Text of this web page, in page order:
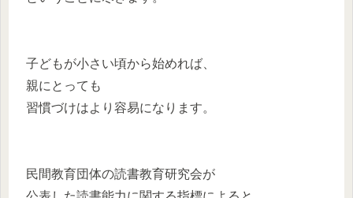
子どもが小さい頃から始めれば、
親にとっても
習慣づけはより容易になります。
民間教育団体の読書教育研究会が